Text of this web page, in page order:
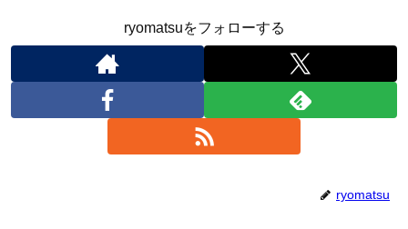
ryomatsuをフォローする
ryomatsu